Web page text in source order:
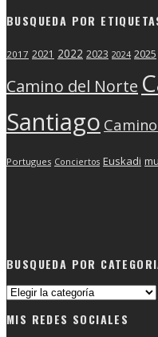
BUSQUEDA POR
2017 2021 2022 2023 2024 2025
Camino del Norte
Santiago
Portugues Conciertos Euskadi
BUSQUEDA POR
Busqueda
categorias
MIS REDES SOCIALES